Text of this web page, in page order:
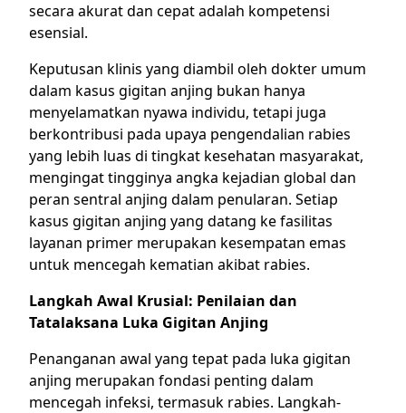
secara akurat dan cepat adalah kompetensi
esensial.
Keputusan klinis yang diambil oleh dokter umum
dalam kasus gigitan anjing bukan hanya
menyelamatkan nyawa individu, tetapi juga
berkontribusi pada upaya pengendalian rabies
yang lebih luas di tingkat kesehatan masyarakat,
mengingat tingginya angka kejadian global dan
peran sentral anjing dalam penularan. Setiap
kasus gigitan anjing yang datang ke fasilitas
layanan primer merupakan kesempatan emas
untuk mencegah kematian akibat rabies.
Langkah Awal Krusial: Penilaian dan
Tatalaksana Luka Gigitan Anjing
Penanganan awal yang tepat pada luka gigitan
anjing merupakan fondasi penting dalam
mencegah infeksi, termasuk rabies. Langkah-